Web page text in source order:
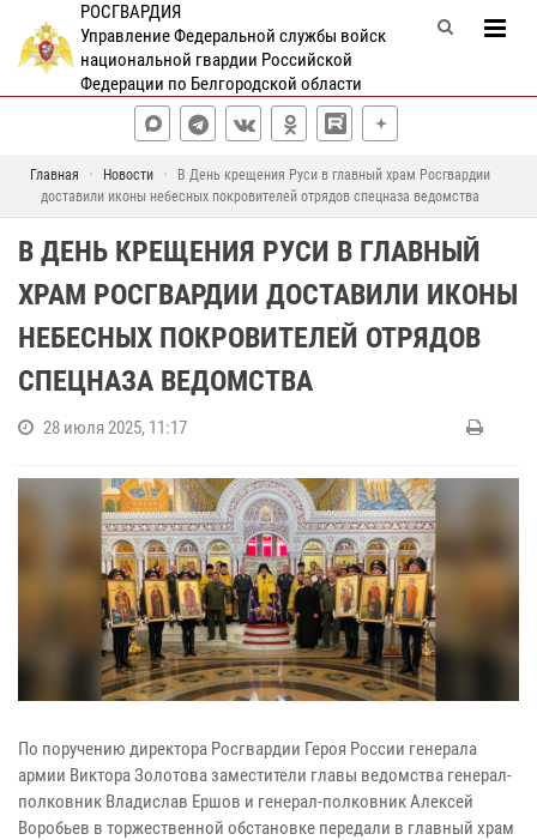
РОСГВАРДИЯ
Управление Федеральной службы войск
национальной гвардии Российской
Федерации по Белгородской области
Главная Новости
В День крещения Руси в главный храм Росгвардии
доставили иконы небесных покровителей отрядов спецназа ведомства
В ДЕНЬ КРЕЩЕНИЯ РУСИ В ГЛАВНЫЙ
ХРАМ РОСГВАРДИИ ДОСТАВИЛИ ИКОНЫ
НЕБЕСНЫХ ПОКРОВИТЕЛЕЙ ОТРЯДОВ
СПЕЦНАЗА ВЕДОМСТВА
28 июля 2025, 11:17
По поручению директора Росгвардии Героя России генерала
армии Виктора Золотова заместители главы ведомства генерал-
полковник Владислав Ершов и генерал-полковник Алексей
Воробьев в торжественной обстановке передали в главный храм